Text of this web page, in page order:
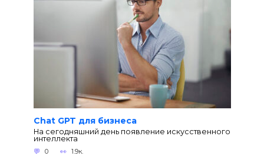
Chat GPT для бизнеса
На сегодняшний день появление искусственного
интеллекта
0 1.9к.